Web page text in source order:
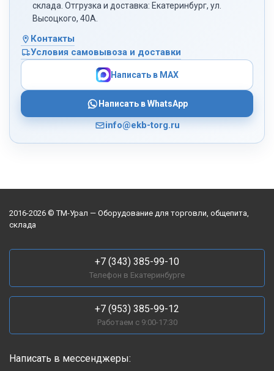
склада. Отгрузка и доставка: Екатеринбург, ул.
Высоцкого, 40А.
Контакты
Условия самовывоза и доставки
Написать в MAX
Написать в WhatsApp
info@ekb-torg.ru
2016-2026 © ТМ-Урал — Оборудование для торговли, общепита,
склада
+7 (343) 385-99-10
Телефон в Екатеринбурге
+7 (953) 385-99-12
Работаем с 9:00-17:30
Написать в мессенджеры: